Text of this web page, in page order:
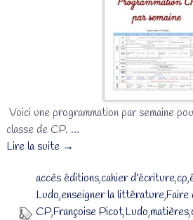
Voici une programmation par semaine
classe de CP. …
Lire la suite →
accès éditions,cahier d'écriture,cp,
Ludo,enseigner la littérature,Faire
CP,Françoise Picot,Ludo,matières,